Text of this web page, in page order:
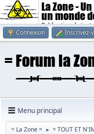
La Zone -
un monde
Publication de
Connexion
Inscrivez-
Menu principal
= La Zone = ► = TOUT ET